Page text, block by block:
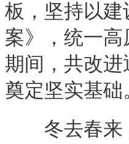
板，坚持以
案》，统一
期间，共改进
奠定坚实基础
冬去春来，